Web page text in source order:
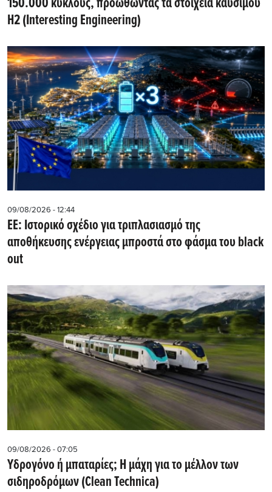
150.000 κύκλους, προωθώντας τα στοιχεία καυσίμου
H2 (Interesting Engineering)
09/08/2026 - 12:44
ΕΕ: Iστορικό σχέδιο για τριπλασιασμό της
αποθήκευσης ενέργειας μπροστά στο φάσμα του black
out
09/08/2026 - 07:05
Υδρογόνο ή μπαταρίες; Η μάχη για το μέλλον των
σιδηροδρόμων (Clean Technica)